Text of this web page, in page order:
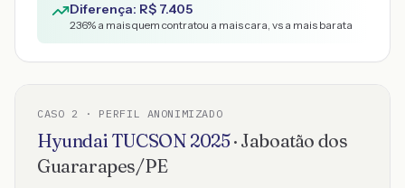
Diferença: R$ 7.405
236% a mais quem contratou a mais cara, vs a mais barata
CASO 2 · PERFIL ANONIMIZADO
Hyundai TUCSON 2025· Jaboatão dos
Guararapes/PE